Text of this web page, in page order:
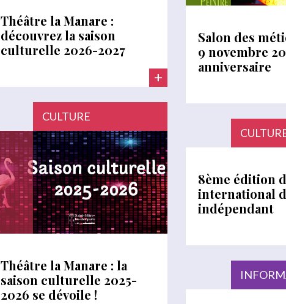
Théâtre la Manare :
découvrez la saison
culturelle 2026-2027
+
Salon des
9 novembre
anniversaire
CULTURE
Théâtre la Manare : la
saison culturelle 2025-
2026 se dévoile !
8ème édition
international
indépendant